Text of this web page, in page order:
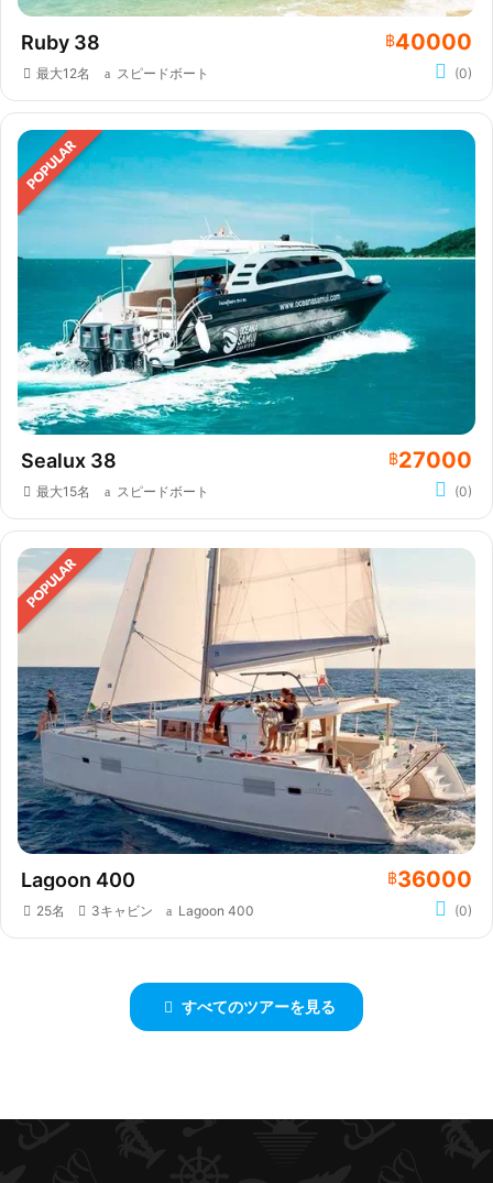
Ruby 38 ฿40000
最大12名 スピードボート (0)
Sealux 38 ฿27000
最大15名 スピードボート (0)
Lagoon 400 ฿36000
25名 3キャビン Lagoon 400 (0)
すべてのツアーを見る